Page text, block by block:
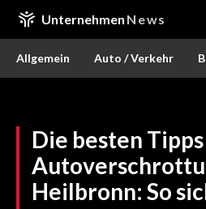
Unternehmen News
Allgemein Auto / Verkehr
Die besten
Heilbronn: So